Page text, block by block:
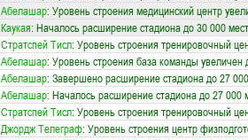
Абелашар: Уровень строения медицинский центр
Каукая: Началось расширение стадиона до 30 000 мест
Стратспей Тисл: Уровень строения тренировочный
Абелашар: Уровень строения база команды увеличен
Абелашар: Завершено расширение стадиона до 27
Абелашар: Началось расширение стадиона до 27 000
Стратспей Тисл: Уровень строения тренировочный
Джордж Телеграф: Уровень строения центр